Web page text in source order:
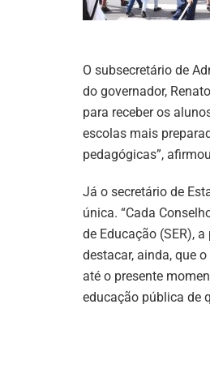
O subsecretário de
do governador,
para receber os
escolas mais
pedagógicas”,
Já o secretário de
única. “Cada
de Educação (SER),
destacar, ainda, que
até o presente
educação pública de